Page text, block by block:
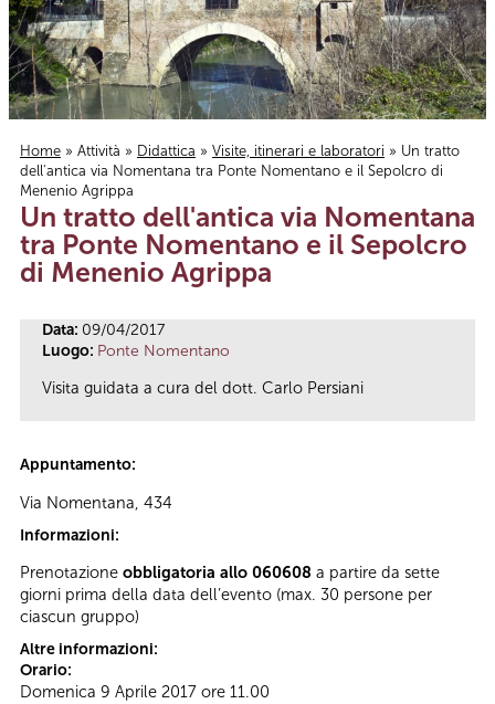
Tu sei qui
Home » Attività » Didattica » Visite, itinerari e laboratori » Un tratto
dell'antica via Nomentana tra Ponte Nomentano e il Sepolcro di
Menenio Agrippa
Un tratto dell'antica via Nomentana
tra Ponte Nomentano e il Sepolcro
di Menenio Agrippa
Data: 09/04/2017
Luogo: Ponte Nomentano
Visita guidata a cura del dott. Carlo Persiani
Appuntamento:
Via Nomentana, 434
Informazioni:
Prenotazione obbligatoria allo 060608 a partire da sette
giorni prima della data dell’evento (max. 30 persone per
ciascun gruppo)
Altre informazioni:
Orario:
Domenica 9 Aprile 2017 ore 11.00